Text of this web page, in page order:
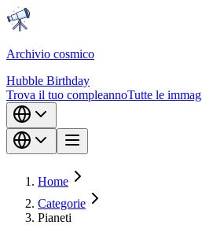
Archivio cosmico
Hubble Birthday
Trova il tuo compleannoTutte le
Home
Categorie
Pianeti